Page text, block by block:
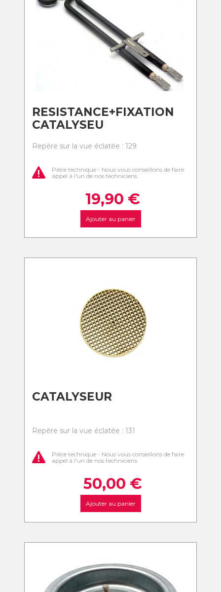
RESISTANCE+FIXATION
CATALYSEU
Repère sur la vue éclatée : 129
Pièce technique - Nous vous conseillons de faire
appel à l'un de nos techniciens
19,90 €
Ajouter au panier
CATALYSEUR
Repère sur la vue éclatée : 131
Pièce technique - Nous vous conseillons de faire
appel à l'un de nos techniciens
50,00 €
Ajouter au panier